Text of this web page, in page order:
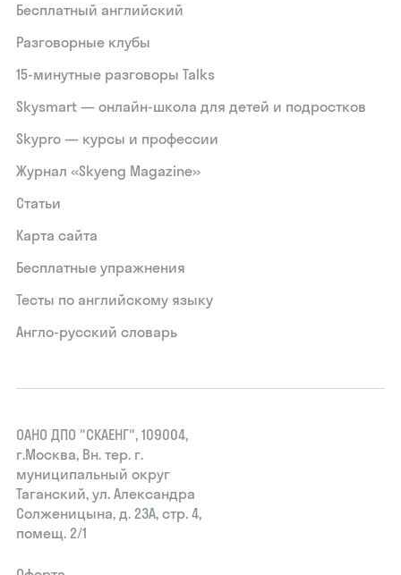
Бесплатный английский
Разговорные клубы
15‑минутные разговоры Talks
Skysmart — онлайн-школа для детей и подростков
Skypro — курсы и профессии
Журнал «Skyeng Magazine»
Статьи
Карта сайта
Бесплатные упражнения
Тесты по английскому языку
Англо-русский словарь
ОАНО ДПО "СКАЕНГ", 109004,
г.Москва, Вн. тер. г.
муниципальный округ
Таганский, ул. Александра
Солженицына, д. 23А, стр. 4,
помещ. 2/1